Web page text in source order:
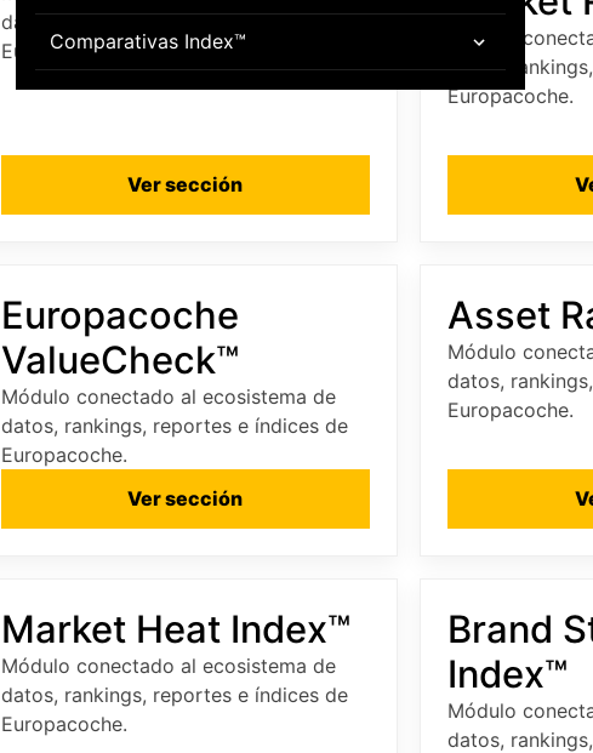
Comparativas Index™
datos, rankings, reportes e índices de
Europacoche.
Ver sección
Módulo
datos,
Europacoche.
Europacoche
ValueCheck™
Módulo conectado al ecosistema de
datos, rankings, reportes e índices de
Europacoche.
Ver sección
Asset
Módulo
datos,
Europacoche.
Market Heat Index™
Módulo conectado al ecosistema de
datos, rankings, reportes e índices de
Europacoche.
Brand
Index™
Módulo
datos,